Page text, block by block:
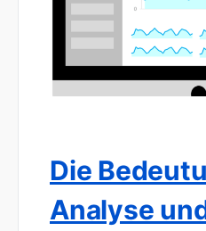
Die
Analyse